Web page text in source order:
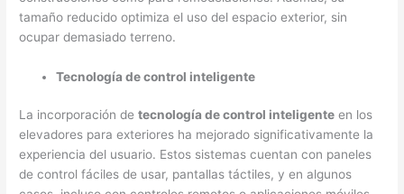
tamaño reducido optimiza el uso del espacio exterior, sin
ocupar demasiado terreno.
Tecnología de control inteligente
La incorporación detecnología de control inteligente en los
elevadores para exteriores ha mejorado significativamente la
experiencia del usuario. Estos sistemas cuentan con paneles
de control fáciles de usar, pantallas táctiles, y en algunos